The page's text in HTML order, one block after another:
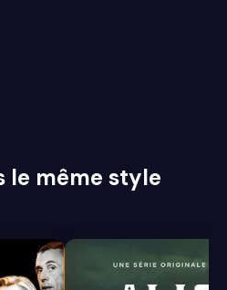
le même style